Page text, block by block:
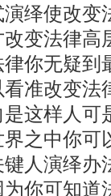
绎使改变
变法律高
你无疑到
准改变
这样人可
之中你可
人演绎办
你可知道